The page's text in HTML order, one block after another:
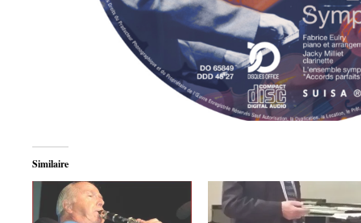
Similaire